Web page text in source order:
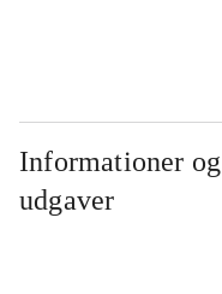
Informationer og
udgaver